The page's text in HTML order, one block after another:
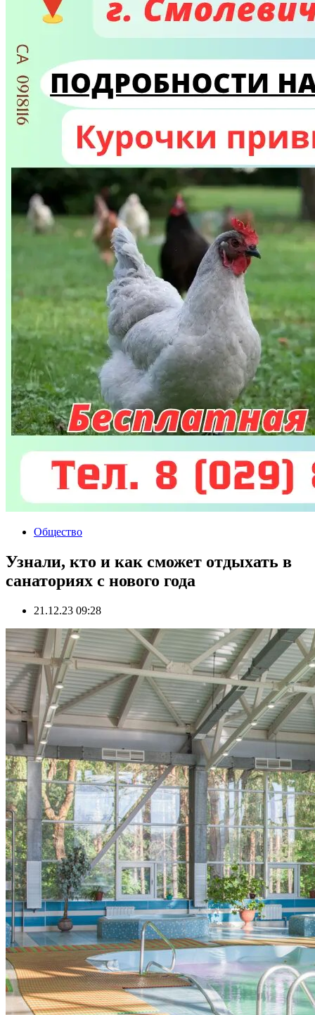
Общество
Узнали, кто и как сможет отдыхать в
санаториях с нового года
21.12.23 09:28